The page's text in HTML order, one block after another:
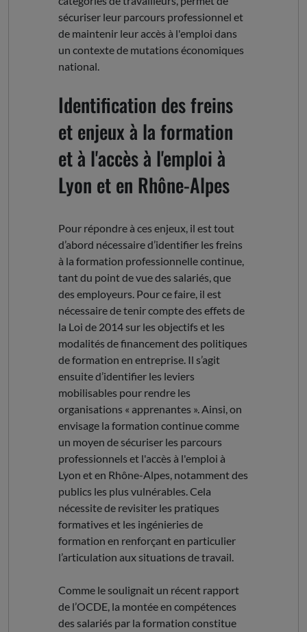
sécuriser leur parcours professionnel et
de maintenir leur accès à l'emploi dans
un contexte de mutations économiques
national.
Identification des freins
et enjeux à la formation
et à l'accès à l'emploi à
Lyon et en Rhône-Alpes
Pour répondre à ces enjeux, il est tout
d’abord nécessaire d’identifier les freins
à la formation professionnelle continue,
tant du point de vue des salariés, que
des employeurs. Pour ce faire, il est
nécessaire de tenir compte des effets de
la Loi de 2014 sur les objectifs et les
modalités de financement des politiques
de formation en entreprise. Il s’agit
ensuite d’identifier les leviers
mobilisables pour rendre les
organisations « apprenantes ». Ainsi, on
envisage la formation continue comme
un moyen de sécuriser les parcours
professionnels et l'accès à l'emploi à
Lyon et en Rhône-Alpes, notamment des
publics les plus vulnérables. Cela
nécessite de revisiter les pratiques
formatives et les ingénieries de
formation en renforçant en particulier
l’articulation aux situations de travail.
Comme le soulignait un récent rapport
de l’OCDE, la montée en compétences
des salariés par la formation constitue